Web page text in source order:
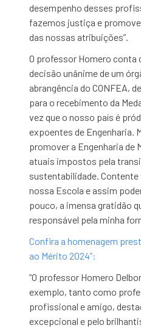
desempenho desses
fazemos justiça e
das nossas atribuições”.
O professor Homero conta
decisão unânime de um
abrangência do CONFEA,
para o recebimento da
vez que o nosso país é
expoentes de Engenharia.
promover a Engenharia de
atuais impostos pela
sustentabilidade.
nossa Escola e assim
pouco, a imensa gratidão
responsável pela minha
Confira a homenagem
ao Mérito 2024”:
“O professor Homero
exemplo, tanto como
profissional e amigo,
excepcional e pelo